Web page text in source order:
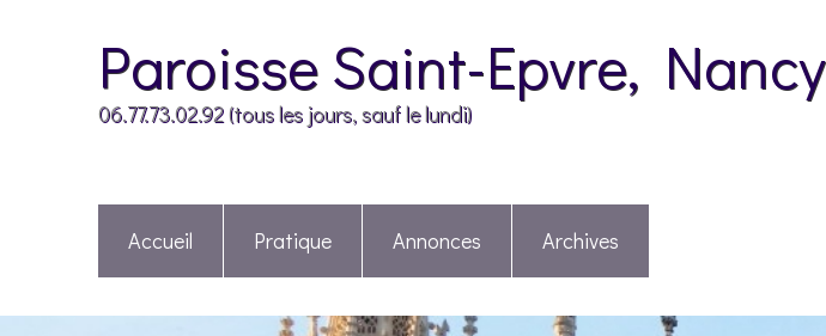
Paroisse Saint-Epvre, Nancy
06.77.73.02.92 (tous les jours, sauf le lundi)
Accueil Pratique Annonces Archives